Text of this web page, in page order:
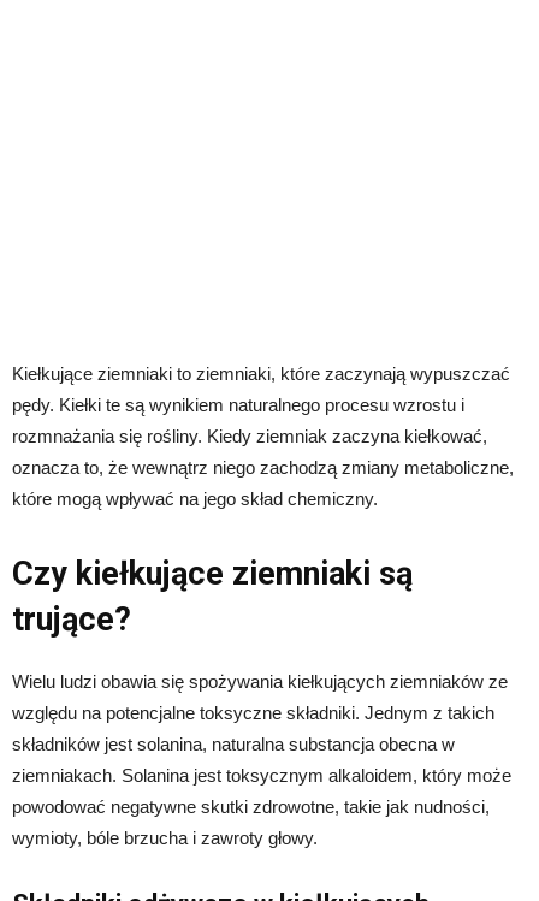
Kiełkujące ziemniaki to ziemniaki, które zaczynają wypuszczać
pędy. Kiełki te są wynikiem naturalnego procesu wzrostu i
rozmnażania się rośliny. Kiedy ziemniak zaczyna kiełkować,
oznacza to, że wewnątrz niego zachodzą zmiany metaboliczne,
które mogą wpływać na jego skład chemiczny.
Czy kiełkujące ziemniaki są
trujące?
Wielu ludzi obawia się spożywania kiełkujących ziemniaków ze
względu na potencjalne toksyczne składniki. Jednym z takich
składników jest solanina, naturalna substancja obecna w
ziemniakach. Solanina jest toksycznym alkaloidem, który może
powodować negatywne skutki zdrowotne, takie jak nudności,
wymioty, bóle brzucha i zawroty głowy.